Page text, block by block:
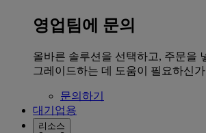
영업팀에 문의
올바른 솔루션을 선택하고, 주문을
그레이드하는 데 도움이 필요하신
문의하기
대기업용
리소스